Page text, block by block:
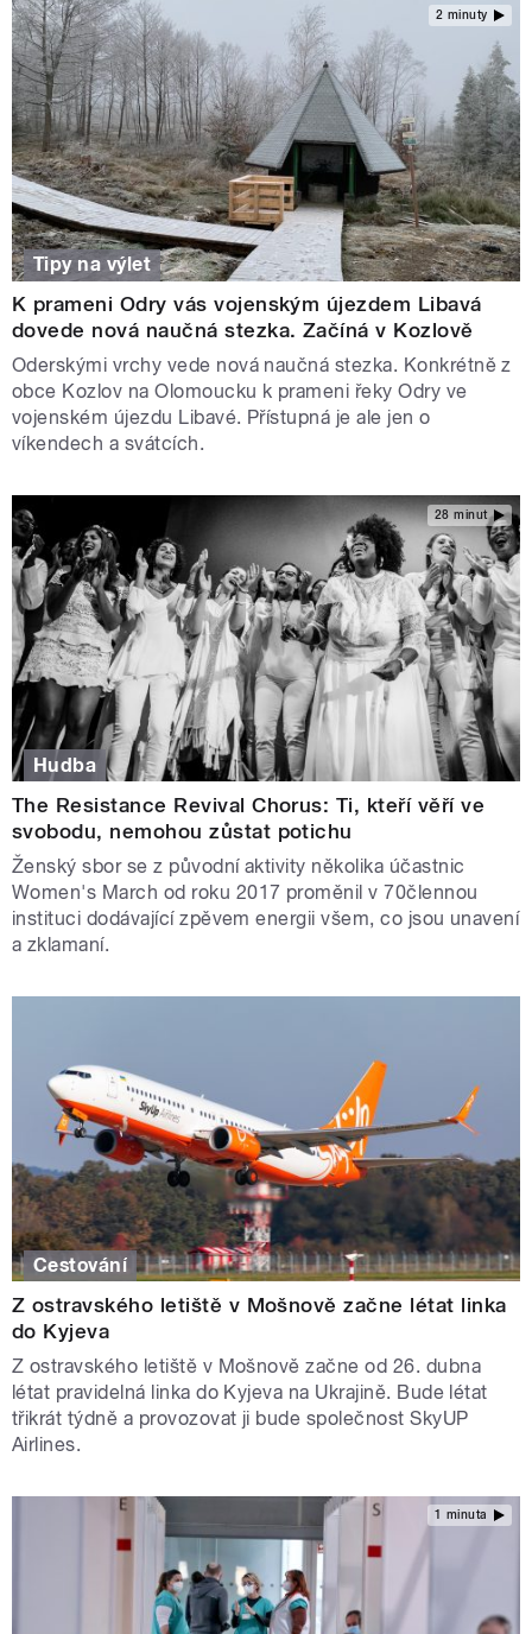
2 minuty
Tipy na výlet
K prameni Odry vás vojenským újezdem Libavá
dovede nová naučná stezka. Začíná v Kozlově
Oderskými vrchy vede nová naučná stezka. Konkrétně z
obce Kozlov na Olomoucku k prameni řeky Odry ve
vojenském újezdu Libavé. Přístupná je ale jen o
víkendech a svátcích.
28 minut
Hudba
The Resistance Revival Chorus: Ti, kteří věří ve
svobodu, nemohou zůstat potichu
Ženský sbor se z původní aktivity několika účastnic
Women's March od roku 2017 proměnil v 70člennou
instituci dodávající zpěvem energii všem, co jsou unavení
a zklamaní.
Cestování
Z ostravského letiště v Mošnově začne létat linka
do Kyjeva
Z ostravského letiště v Mošnově začne od 26. dubna
létat pravidelná linka do Kyjeva na Ukrajině. Bude létat
třikrát týdně a provozovat ji bude společnost SkyUP
Airlines.
1 minuta